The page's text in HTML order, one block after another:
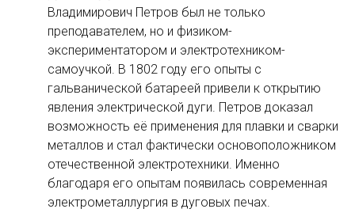
Владимирович Петров был не только
преподавателем, но и физиком-
экспериментатором и электротехником-
самоучкой. В 1802 году его опыты с
гальванической батареей привели к открытию
явления электрической дуги. Петров доказал
возможность её применения для плавки и сварки
металлов и стал фактически основоположником
отечественной электротехники. Именно
благодаря его опытам появилась современная
электрометаллургия в дуговых печах.